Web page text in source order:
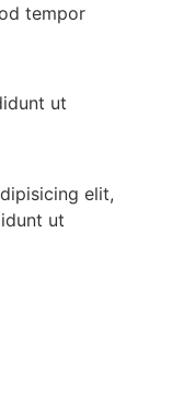
tempor
ut
elit,
ut